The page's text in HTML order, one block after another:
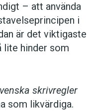
– att använda
i
är det viktigaste
lite hinder som
skrivregler
som likvärdiga.